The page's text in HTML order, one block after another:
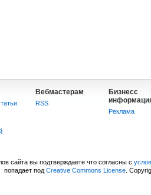
Вебмастерам
RSS
Бизнесс
Реклама
сайта вы подтверждаете что согласны с
попадает под Creative Commons License.